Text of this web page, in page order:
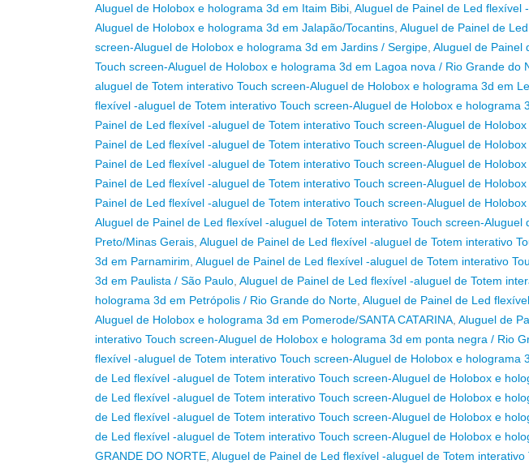
Aluguel de Holobox e holograma 3d em Itaim Bibi, Aluguel de Painel de Led flexível
Aluguel de Holobox e holograma 3d em Jalapão/Tocantins, Aluguel de Painel de
screen-Aluguel de Holobox e holograma 3d em Jardins / Sergipe, Aluguel de Painel
Touch screen-Aluguel de Holobox e holograma 3d em Lagoa nova / Rio Grande do
aluguel de Totem interativo Touch screen-Aluguel de Holobox e holograma 3d em
flexível -aluguel de Totem interativo Touch screen-Aluguel de Holobox e holograma
Painel de Led flexível -aluguel de Totem interativo Touch screen-Aluguel de
Painel de Led flexível -aluguel de Totem interativo Touch screen-Aluguel de
Painel de Led flexível -aluguel de Totem interativo Touch screen-Aluguel de
Painel de Led flexível -aluguel de Totem interativo Touch screen-Aluguel de
Painel de Led flexível -aluguel de Totem interativo Touch screen-Aluguel de
Aluguel de Painel de Led flexível -aluguel de Totem interativo Touch screen-
Preto/Minas Gerais, Aluguel de Painel de Led flexível -aluguel de Totem interativo
3d em Parnamirim, Aluguel de Painel de Led flexível -aluguel de Totem interativo
3d em Paulista / São Paulo, Aluguel de Painel de Led flexível -aluguel de Totem
holograma 3d em Petrópolis / Rio Grande do Norte, Aluguel de Painel de Led
Aluguel de Holobox e holograma 3d em Pomerode/SANTA CATARINA, Aluguel de
interativo Touch screen-Aluguel de Holobox e holograma 3d em ponta negra / Rio
flexível -aluguel de Totem interativo Touch screen-Aluguel de Holobox e holograma
de Led flexível -aluguel de Totem interativo Touch screen-Aluguel de Holobox e
de Led flexível -aluguel de Totem interativo Touch screen-Aluguel de Holobox e
de Led flexível -aluguel de Totem interativo Touch screen-Aluguel de Holobox e
de Led flexível -aluguel de Totem interativo Touch screen-Aluguel de Holobox e
GRANDE DO NORTE, Aluguel de Painel de Led flexível -aluguel de Totem